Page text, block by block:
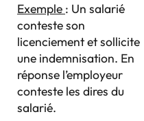
Exemple : Un salarié
conteste son
licenciement et sollicite
une indemnisation. En
réponse l’employeur
conteste les dires du
salarié.